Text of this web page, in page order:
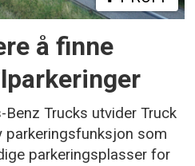
å finne
Benz Trucks utvider Truck
parkeringsfunksjon som
parkeringsplasser for